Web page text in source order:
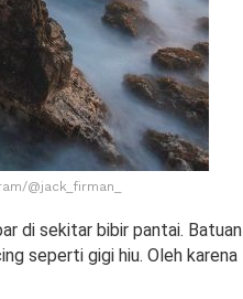
@jack_firman_
di sekitar bibir pantai. Batuan
seperti gigi hiu. Oleh karena